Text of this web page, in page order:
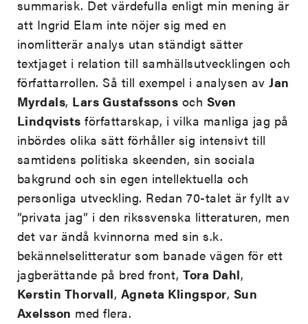
summarisk. Det värdefulla enligt min mening är
att Ingrid Elam inte nöjer sig med en
inomlitterär analys utan ständigt sätter
textjaget i relation till samhällsutvecklingen och
författarrollen. Så till exempel i analysen avJan
Myrdals, Lars Gustafssons och Sven
Lindqvists författarskap, i vilka manliga jag på
inbördes olika sätt förhåller sig intensivt till
samtidens politiska skeenden, sin sociala
bakgrund och sin egen intellektuella och
personliga utveckling. Redan 70-talet är fyllt av
”privata jag” i den rikssvenska litteraturen, men
det var ändå kvinnorna med sin s.k.
bekännelselitteratur som banade vägen för ett
jagberättande på bred front,Tora Dahl,
Kerstin Thorvall, Agneta Klingspor, Sun
Axelsson med flera.